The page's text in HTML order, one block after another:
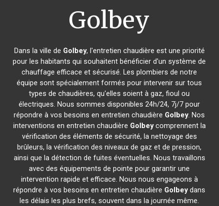
Golbey
Dans la ville de Golbey, l'entretien chaudière est une priorité
pour les habitants qui souhaitent bénéficier d'un système de
chauffage efficace et sécurisé. Les plombiers de notre
équipe sont spécialement formés pour intervenir sur tous
types de chaudières, qu'elles soient à gaz, fioul ou
électriques. Nous sommes disponibles 24h/24, 7j/7 pour
répondre à vos besoins en entretien chaudière Golbey. Nos
interventions en entretien chaudière Golbeycomprennent la
vérification des éléments de sécurité, la nettoyage des
brûleurs, la vérification des niveaux de gaz et de pression,
ainsi que la détection de fuites éventuelles. Nous travaillons
avec des équipements de pointe pour garantir une
intervention rapide et efficace. Nous nous engageons à
répondre à vos besoins en entretien chaudière Golbeydans
les délais les plus brefs, souvent dans la journée même.